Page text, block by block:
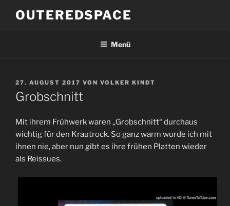
InhaltOUTEREDSPACE
Menü
VERÖFFENTLICHT
AM
27. AUGUST 2017 VON VOLKER KINDT
Grobschnitt
Mit ihrem Frühwerk waren „Grobschnitt“ durchaus
wichtig für den Krautrock. So ganz warm wurde ich mit
ihnen nie, aber nun gibt es ihre frühen Platten wieder
als Reissues.